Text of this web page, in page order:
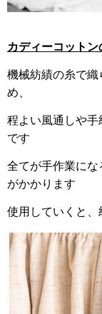
カディーコットン
機械紡績の糸で織
め、
程よい風通しや
です
全てが手作業にな
がかかります
使用していくと